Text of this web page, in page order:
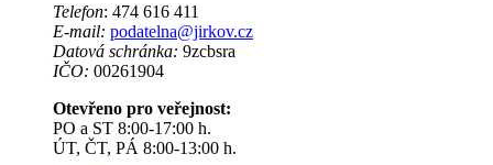
Telefon: 474 616 411
E-mail: podatelna@jirkov.cz
Datová schránka: 9zcbsra
IČO: 00261904
Otevřeno pro veřejnost:
PO a ST 8:00-17:00 h.
ÚT, ČT, PÁ 8:00-13:00 h.